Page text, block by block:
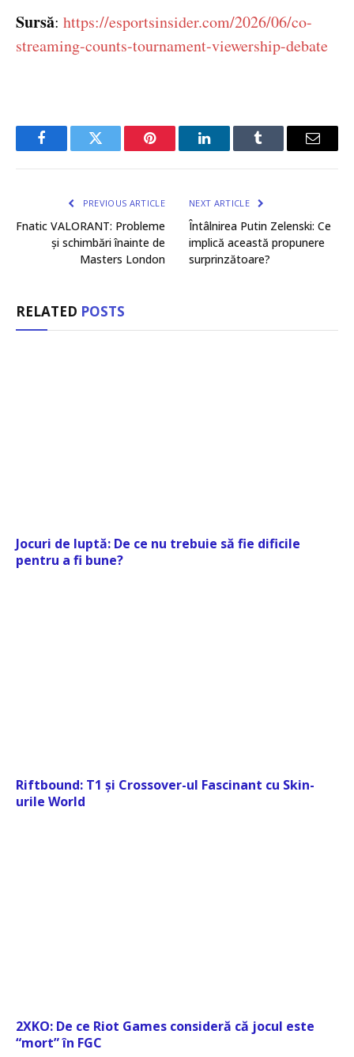
Sursă: https://esportsinsider.com/2026/06/co-
streaming-counts-tournament-viewership-debate
FacebookTwitter Pinterest LinkedInTumblr Email
PREVIOUS ARTICLE
Fnatic VALORANT: Probleme
și schimbări înainte de
Masters London
NEXT ARTICLE
Întâlnirea Putin Zelenski: Ce
implică această propunere
surprinzătoare?
RELATED POSTS
Jocuri de luptă: De ce nu trebuie să fie dificile
pentru a fi bune?
Riftbound: T1 și Crossover-ul Fascinant cu Skin-
urile World
2XKO: De ce Riot Games consideră că jocul este
“mort” în FGC